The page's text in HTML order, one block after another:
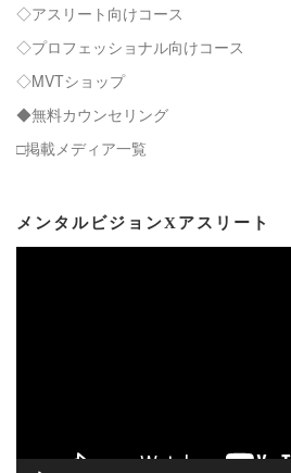
◇アスリート向けコース
◇プロフェッショナル向けコース
◇MVTショップ
◆無料カウンセリング
□掲載メディア一覧
メンタルビジョンXアスリート